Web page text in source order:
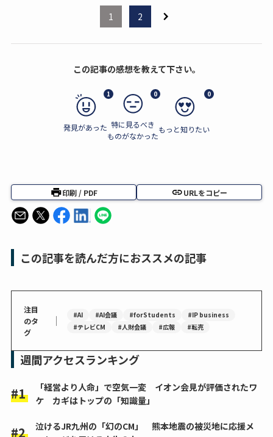
1 2
この記事の感想を教えて下さい。
1
発見があった
0
特に見るべき
ものがなかった
0
もっと知りたい
印刷 / PDF URLをコピー
この記事を読んだ方におススメの記事
注目
のタ
グ
｜ #AI #AI会議 #forStudents
#IP business
#テレビCM
#人財会議 #広報 #転売
週間アクセスランキング
「経営より人命」で空気一変 イオン会見が評価されたワ
ケ カギはトップの「知識量」
泣けるJR九州の「幻のCM」 熊本地震の被災地に応援メ